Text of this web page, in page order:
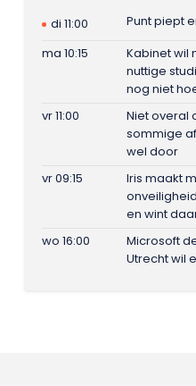
di 11:00
Punt piept
ma 10:15
Kabinet wil
nuttige
nog niet
vr 11:00
Niet overal
sommige
wel door
vr 09:15
Iris maakt
en wint
wo 16:00
Microsoft
Utrecht wil